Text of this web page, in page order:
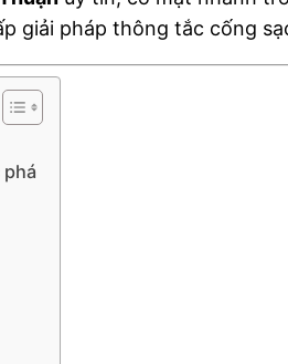
giải pháp thông tắc cống